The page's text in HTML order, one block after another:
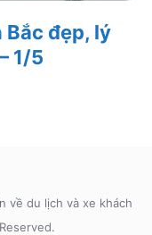
Bắc đẹp, lý
1/5
về du lịch và xe khách